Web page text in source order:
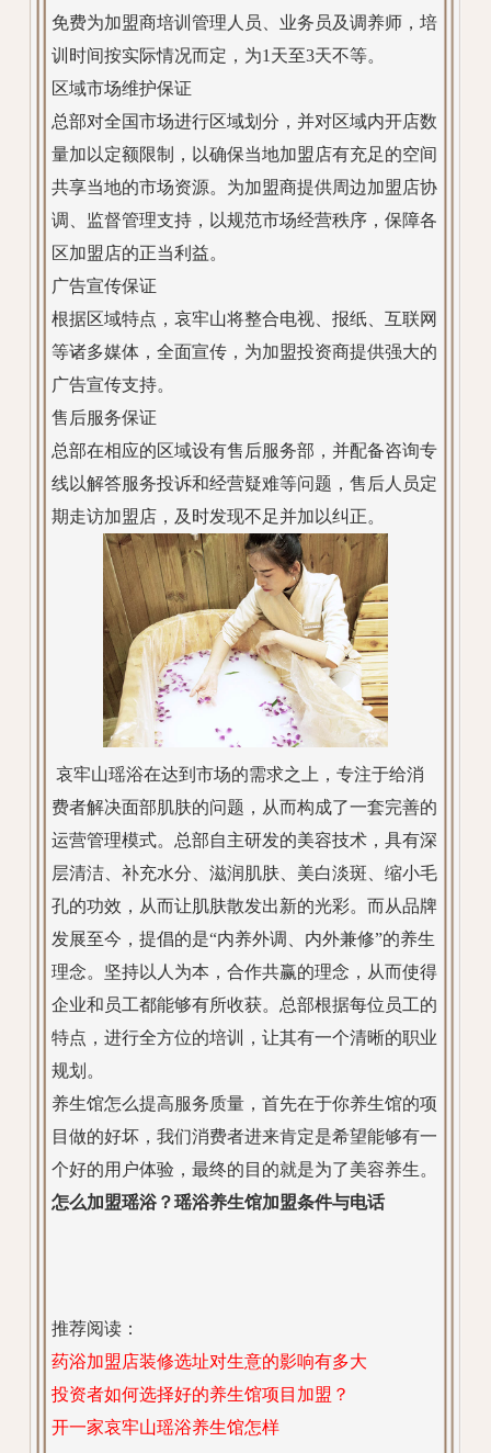
免费为加盟商培训管理人员、业务员及调养师，培
训时间按实际情况而定，为1天至3天不等。
区域市场维护保证
总部对全国市场进行区域划分，并对区域内开店数
量加以定额限制，以确保当地加盟店有充足的空间
共享当地的市场资源。为加盟商提供周边加盟店协
调、监督管理支持，以规范市场经营秩序，保障各
区加盟店的正当利益。
广告宣传保证
根据区域特点，哀牢山将整合电视、报纸、互联网
等诸多媒体，全面宣传，为加盟投资商提供强大的
广告宣传支持。
售后服务保证
总部在相应的区域设有售后服务部，并配备咨询专
线以解答服务投诉和经营疑难等问题，售后人员定
期走访加盟店，及时发现不足并加以纠正。
哀牢山瑶浴在达到市场的需求之上，专注于给消
费者解决面部肌肤的问题，从而构成了一套完善的
运营管理模式。总部自主研发的美容技术，具有深
层清洁、补充水分、滋润肌肤、美白淡斑、缩小毛
孔的功效，从而让肌肤散发出新的光彩。而从品牌
发展至今，提倡的是“内养外调、内外兼修”的养生
理念。坚持以人为本，合作共赢的理念，从而使得
企业和员工都能够有所收获。总部根据每位员工的
特点，进行全方位的培训，让其有一个清晰的职业
规划。
养生馆怎么提高服务质量，首先在于你养生馆的项
目做的好坏，我们消费者进来肯定是希望能够有一
个好的用户体验，最终的目的就是为了美容养生。
怎么加盟瑶浴？瑶浴养生馆加盟条件与电话
推荐阅读：
药浴加盟店装修选址对生意的影响有多大
投资者如何选择好的养生馆项目加盟？
开一家哀牢山瑶浴养生馆怎样